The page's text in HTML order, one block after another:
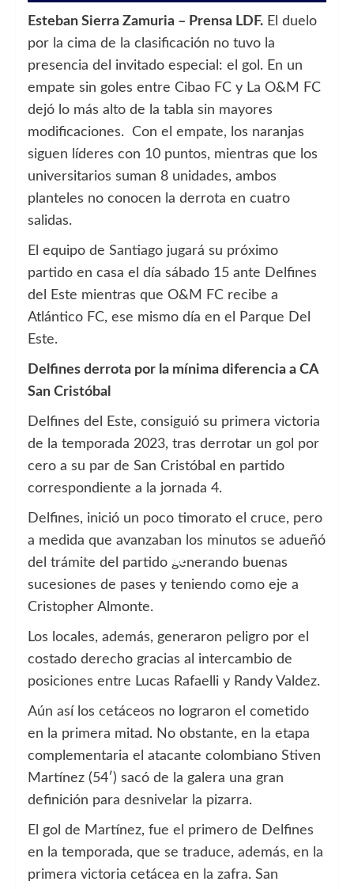
Esteban Sierra Zamuria – Prensa LDF. El duelo
por la cima de la clasificación no tuvo la
presencia del invitado especial: el gol. En un
empate sin goles entre Cibao FC y La O&M FC
dejó lo más alto de la tabla sin mayores
modificaciones. Con el empate, los naranjas
siguen líderes con 10 puntos, mientras que los
universitarios suman 8 unidades, ambos
planteles no conocen la derrota en cuatro
salidas.
El equipo de Santiago jugará su próximo
partido en casa el día sábado 15 ante Delfines
del Este mientras que O&M FC recibe a
Atlántico FC, ese mismo día en el Parque Del
Este.
Delfines derrota por la mínima diferencia a CA
San Cristóbal
Delfines del Este, consiguió su primera victoria
de la temporada 2023, tras derrotar un gol por
cero a su par de San Cristóbal en partido
correspondiente a la jornada 4.
Delfines, inició un poco timorato el cruce, pero
a medida que avanzaban los minutos se adueñó
del trámite del partido generando buenas
sucesiones de pases y teniendo como eje a
Cristopher Almonte.
Los locales, además, generaron peligro por el
costado derecho gracias al intercambio de
posiciones entre Lucas Rafaelli y Randy Valdez.
Aún así los cetáceos no lograron el cometido
en la primera mitad. No obstante, en la etapa
complementaria el atacante colombiano Stiven
Martínez (54′) sacó de la galera una gran
definición para desnivelar la pizarra.
El gol de Martínez, fue el primero de Delfines
en la temporada, que se traduce, además, en la
primera victoria cetácea en la zafra. San